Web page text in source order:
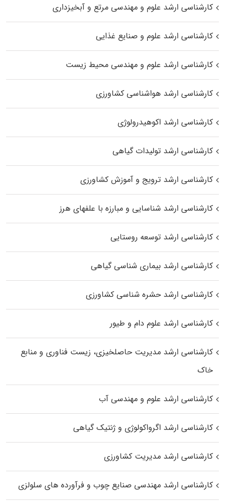
کارشناسی ارشد علوم و مهندسی مرتع و آبخیزداری
کارشناسی ارشد علوم و صنایع غذایی
کارشناسی ارشد علوم و مهندسی محیط زیست
کارشناسی ارشد هواشناسی کشاورزی
کارشناسی ارشد اکوهیدرولوژی
کارشناسی ارشد تولیدات گیاهی
کارشناسی ارشد ترویج و آموزش کشاورزی
کارشناسی ارشد شناسایی و مبارزه با علفهای هرز
کارشناسی ارشد توسعه روستایی
کارشناسی ارشد بیماری‌ شناسی گیاهی
کارشناسی ارشد حشره‌ شناسی کشاورزی
کارشناسی ارشد علوم دام و طیور
کارشناسی ارشد مدیریت حاصلخیزی، زیست فناوری و منابع
خاک
کارشناسی ارشد علوم و مهندسی آب
کارشناسی ارشد اگرواکولوژی و ژنتیک گیاهی
کارشناسی ارشد مدیریت کشاورزی
کارشناسی ارشد مهندسی صنایع چوب و فرآورده‌ های سلولزی